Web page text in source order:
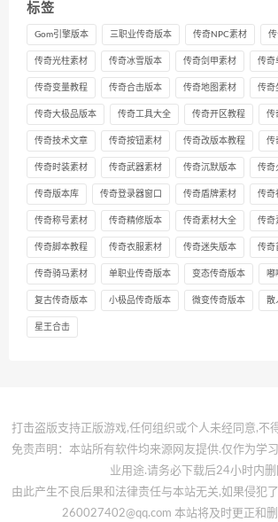
标签
Gom引擎版本 三职业传奇版本 传奇NPC素材
传奇光柱素材 传奇冰雪版本 传奇剑甲素材 传奇
传奇变量教程 传奇合击版本 传奇地图素材 传奇
传奇大极品版本 传奇工具大全 传奇开区教程 传
传奇技术文章 传奇按钮素材 传奇改版本教程 传
传奇时装素材 传奇武器素材 传奇沉默版本 传奇
传奇版本库 传奇登录器窗口 传奇盾牌素材 传奇
传奇称号素材 传奇精修版本 传奇素材大全 传奇
传奇脚本教程 传奇衣服素材 传奇迷失版本 传奇
传奇骑马素材 单职业传奇版本 变态传奇版本 嘟
复古传奇版本 小极品传奇版本 微变传奇版本 散
星王合击
打击盗版支持正版游戏,任何组织或个人未经同意,不
免责声明：本站所有软件均来源网友提供.仅作为学
业用途.请务必下载后24小时内删
由此产生不良后果和法律责任与本站无关,如果侵犯
260027402@qq.com 本站将及时更正和